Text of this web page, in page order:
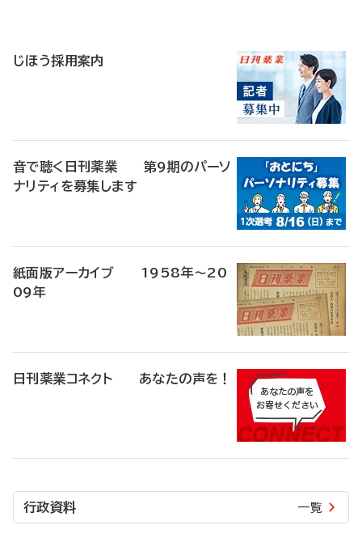
じほう採用案内
音で聴く日刊薬業 第9期のパーソ
ナリティを募集します
紙面版アーカイブ 1958年～20
09年
日刊薬業コネクト あなたの声を！
行政資料 一覧